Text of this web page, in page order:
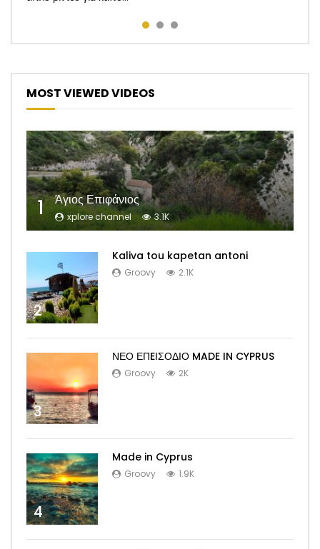
MOST VIEWED VIDEOS
1 Άγιος Επιφάνιος
xplore channel 3.1K
2
Kaliva tou kapetan antoni
Groovy 2.1K
3
ΝΕΟ ΕΠEΙΣΟΔΙΟ MADE IN CYPRUS
Groovy 2K
4
Made in Cyprus
Groovy 1.9K